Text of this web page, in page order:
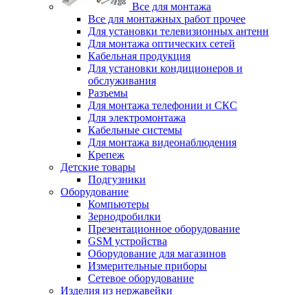
Все для монтажа
Все для монтажных работ прочее
Для установки телевизионных антенн
Для монтажа оптических сетей
Кабельная продукция
Для установки кондиционеров и
обслуживания
Разъемы
Для монтажа телефонии и СКС
Для электромонтажа
Кабельные системы
Для монтажа видеонаблюдения
Крепеж
Детские товары
Подгузники
Оборудование
Компьютеры
Зернодробилки
Презентационное оборудование
GSM устройства
Оборудование для магазинов
Измерительные приборы
Сетевое оборудование
Изделия из нержавейки